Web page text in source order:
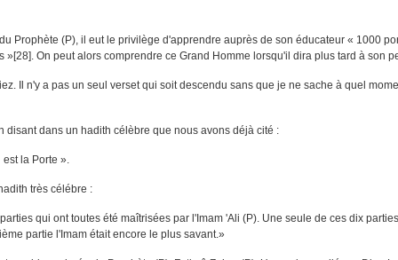
Prophète (P), il eut le privilège d'apprendre auprès de son éducateur « 1000
On peut alors comprendre ce Grand Homme lorsqu'il dira plus tard à son
Il n'y a pas un seul verset qui soit descendu sans que je ne sache à quel
disant dans un hadith célèbre que nous avons déjà cité :
la Porte ».
très célébre :
qui ont toutes été maîtrisées par l'Imam 'Ali (P). Une seule de ces dix
partie l'Imam était encore le plus savant.»